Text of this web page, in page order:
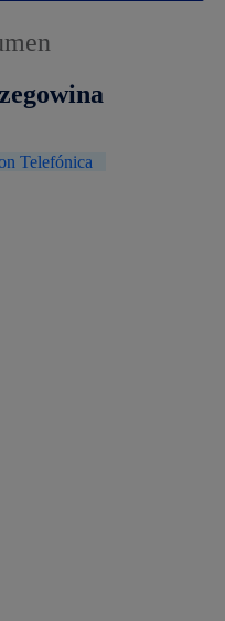
Telefónica